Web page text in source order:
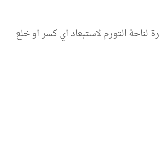
التورم لاستبعاد اي كسر او خلع